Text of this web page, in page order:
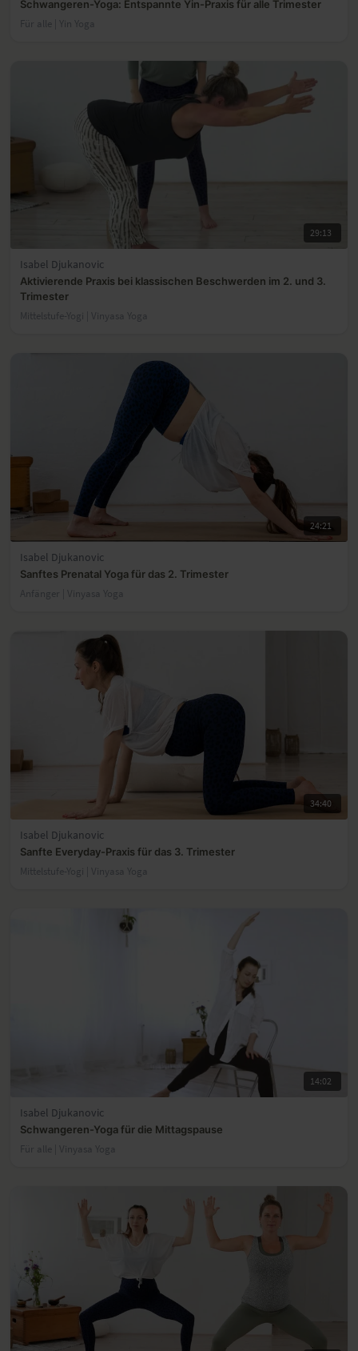
Schwangeren-Yoga: Entspannte Yin-Praxis für alle Trimester
Für alle | Yin Yoga
29:13
Isabel Djukanovic
Aktivierende Praxis bei klassischen Beschwerden im 2. und 3.
Trimester
Mittelstufe-Yogi | Vinyasa Yoga
24:21
Isabel Djukanovic
Sanftes Prenatal Yoga für das 2. Trimester
Anfänger | Vinyasa Yoga
34:40
Isabel Djukanovic
Sanfte Everyday-Praxis für das 3. Trimester
Mittelstufe-Yogi | Vinyasa Yoga
14:02
Isabel Djukanovic
Schwangeren-Yoga für die Mittagspause
Für alle | Vinyasa Yoga